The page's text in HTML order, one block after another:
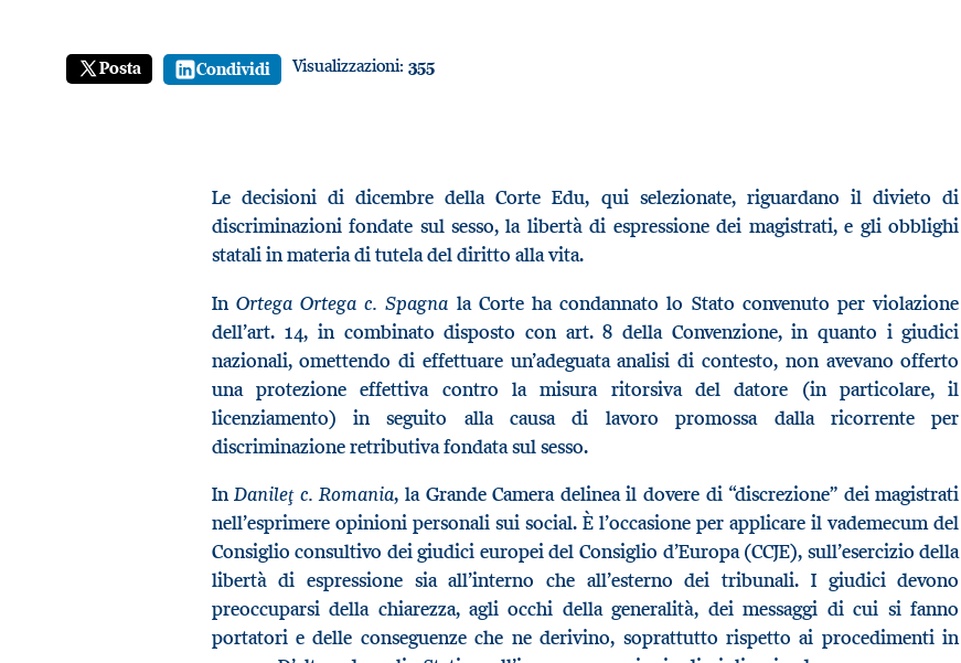
Posta Condividi Visualizzazioni: 355
Le decisioni di dicembre della Corte Edu, qui selezionate, riguardano il divieto di
discriminazioni fondate sul sesso, la libertà di espressione dei magistrati, e gli obblighi
statali in materia di tutela del diritto alla vita.
In Ortega Ortega c. Spagna la Corte ha condannato lo Stato convenuto per violazione
dell’art. 14, in combinato disposto con art. 8 della Convenzione, in quanto i giudici
nazionali, omettendo di effettuare un’adeguata analisi di contesto, non avevano offerto
una protezione effettiva contro la misura ritorsiva del datore (in particolare, il
licenziamento) in seguito alla causa di lavoro promossa dalla ricorrente per
discriminazione retributiva fondata sul sesso.
InDanileţ c. Romania, la Grande Camera delinea il dovere di “discrezione” dei magistrati
nell’esprimere opinioni personali sui social. È l’occasione per applicare il vademecum del
Consiglio consultivo dei giudici europei del Consiglio d’Europa (CCJE), sull’esercizio della
libertà di espressione sia all’interno che all’esterno dei tribunali. I giudici devono
preoccuparsi della chiarezza, agli occhi della generalità, dei messaggi di cui si fanno
portatori e delle conseguenze che ne derivino, soprattutto rispetto ai procedimenti in